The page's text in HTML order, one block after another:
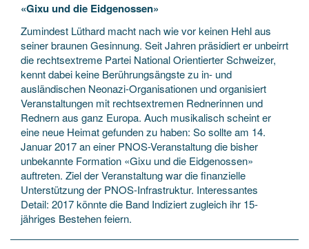
«Gixu und die Eidgenossen»
Zumindest Lüthard macht nach wie vor keinen Hehl aus
seiner braunen Gesinnung. Seit Jahren präsidiert er unbeirrt
die rechtsextreme Partei National Orientierter Schweizer,
kennt dabei keine Berührungsängste zu in- und
ausländischen Neonazi-Organisationen und organisiert
Veranstaltungen mit rechtsextremen Rednerinnen und
Rednern aus ganz Europa. Auch musikalisch scheint er
eine neue Heimat gefunden zu haben: So sollte am 14.
Januar 2017 an einer PNOS-Veranstaltung die bisher
unbekannte Formation «Gixu und die Eidgenossen»
auftreten. Ziel der Veranstaltung war die finanzielle
Unterstützung der PNOS-Infrastruktur. Interessantes
Detail: 2017 könnte die Band Indiziert zugleich ihr 15-
jähriges Bestehen feiern.